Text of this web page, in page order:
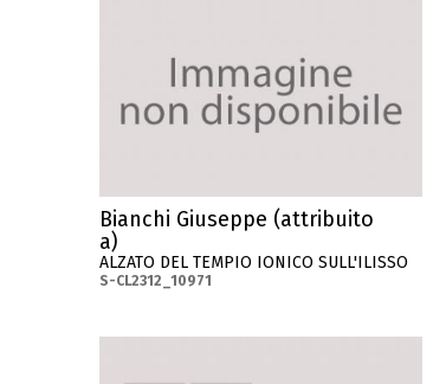
Bianchi Giuseppe (attribuito
a)
ALZATO DEL TEMPIO IONICO SULL'ILISSO
S-CL2312_10971